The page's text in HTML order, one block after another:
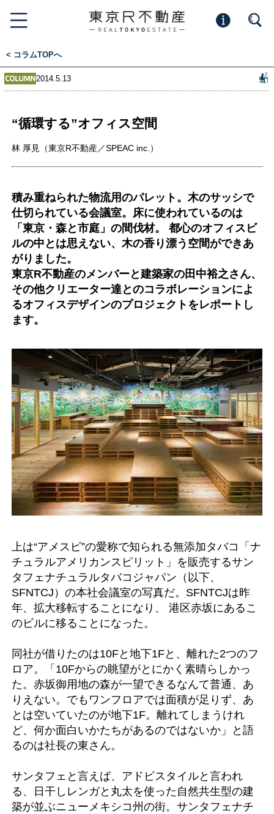
< コラムTOPへ
2014.5.13
“循環する”オフィス空間
林 厚見（東京R不動産／SPEAC inc.）
積み重ねられた物流用のパレット。木のサッシで
仕切られている会議室。床に使われているのは
「東京・森と市庭」の間伐材。 都心のオフィスビ
ルの中とは思えない、木の香り漂う空間ができあ
がりました。
東京R不動産のメンバーと建築家の田中裕之さん、
その他クリエーター達とのコラボレーションによ
るオフィスデザインのプロジェクトをレポートし
ます。
上は“アメスピ”の愛称で知られる無添加タバコ「ナ
チュラルアメリカンスピリット」を販売するサン
タフェナチュラルタバコジャパン（以下、
SFNTCJ）の本社会議室の写真だ。SFNTCJは昨
年、拡大移転することになり、 港区赤坂にあるこ
のビルに移ることになった。
同社が借りたのは10Fと地下1Fと、離れた2つのフ
ロア。「10Fからの眺望がとにかく素晴らしかっ
た。赤坂御用地の森が一望できるなんて普通、あ
りえない。でもワンフロアでは面積が足りず、あ
とは空いていたのが地下1F。離れてしまうけれ
ど、何か面白いかたちがあるのではないか」と語
るのは社長の東さん。
サンタフェと言えば、アドビスタイルと言われ
る、日干しレンガと丸太を使った自然共生型の建
築が並ぶニューメキシコ州の街。サンタフェナチ